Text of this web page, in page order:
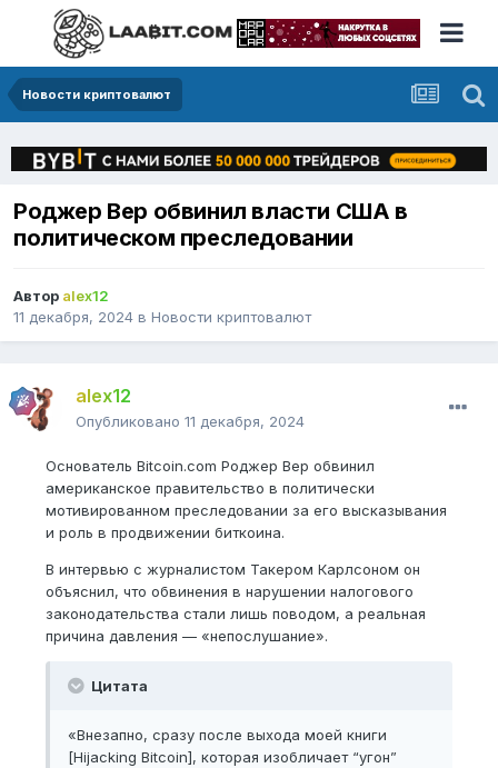
Новости криптовалют
Роджер Вер обвинил власти США в
политическом преследовании
Автор alex12
11 декабря, 2024 в Новости криптовалют
alex12
Опубликовано 11 декабря, 2024
Основатель Bitcoin.com Роджер Вер обвинил
американское правительство в политически
мотивированном преследовании за его высказывания
и роль в продвижении биткоина.
В интервью с журналистом Такером Карлсоном он
объяснил, что обвинения в нарушении налогового
законодательства стали лишь поводом, а реальная
причина давления — «непослушание».
Цитата
«Внезапно, сразу после выхода моей книги
[Hijacking Bitcoin], которая изобличает “угон”